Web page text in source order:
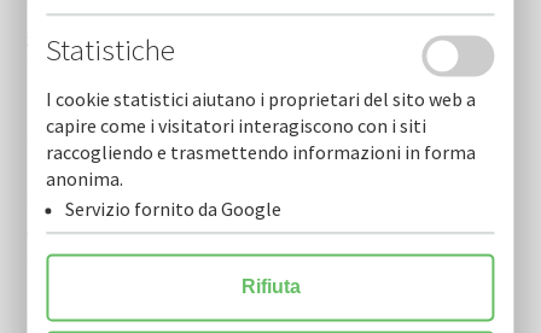
Statuto
Modello di organizzazione gestione e controllo d.lgs.
231/2001
Rating di legalità
Gender equality
Statistiche
I cookie statistici aiutano i proprietari del sito web a
capire come i visitatori interagiscono con i siti
raccogliendo e trasmettendo informazioni in forma
anonima.
Servizio fornito da Google
Rifiuta